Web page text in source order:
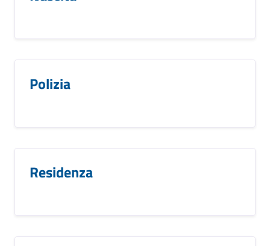
Polizia
Residenza